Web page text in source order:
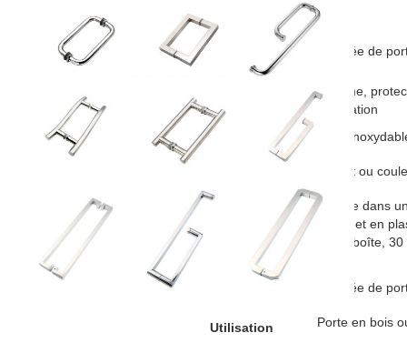
Informations générales
produit
Poignée de
Chrome,
l'oxydation
Matériau
Acier
Argent ou
Emballage
1 pièce dans
1 sachet en
petite boîte,
Poignée de
Utilisation Porte en bois